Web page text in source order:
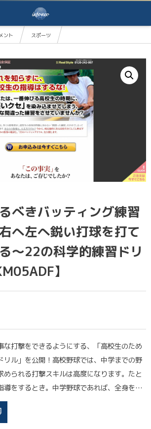
ント
スポーツ
べきバッティング練習
へ左へ鋭い打球を打て
〜22の科学的練習ドリ
】
な打撃をできるようにする、「高校生のため
リル」を公開！高校野球では、中学までの野
められる打撃スキルは高度になります。たと
導をするとき。中学野球であれば、全身を…